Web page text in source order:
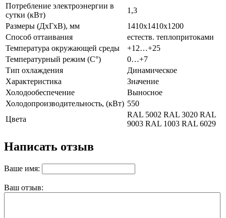
Потребление электроэнергии в
сутки (кВт)
1,3
Размеры (ДхГхВ), мм
1410х1410х1200
Способ оттаивания
естеств. теплопритоками
Температура окружающей среды
+12…+25
Температурный режим (C°)
0…+7
Тип охлаждения
Динамическое
Характеристика
Значение
Холодообеспечение
Выносное
Холодопроизводительность, (кВт) 550
Цвета
RAL 5002 RAL 3020 RAL
9003 RAL 1003 RAL 6029
Написать отзыв
Ваше имя:
Ваш отзыв: